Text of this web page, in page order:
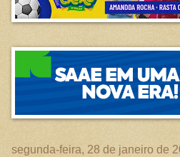
segunda-feira, 28 de janeiro de